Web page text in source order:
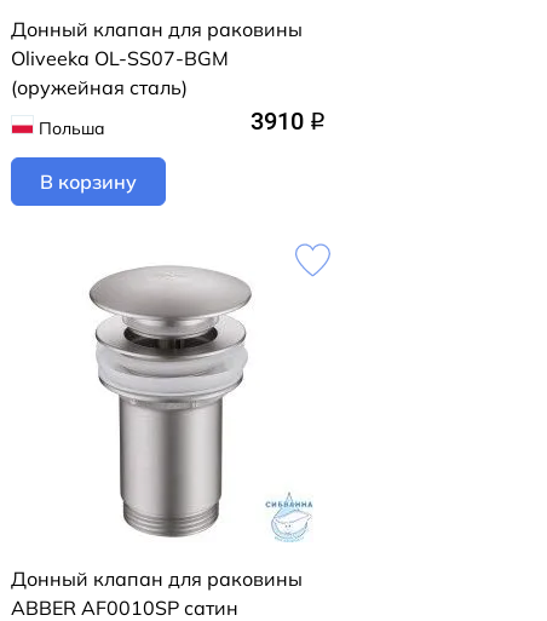
Донный клапан для раковины
Oliveeka OL-SS07-BGM
(оружейная сталь)
Польша 3910 q
В корзину
Донный клапан для раковины
ABBER AF0010SP сатин